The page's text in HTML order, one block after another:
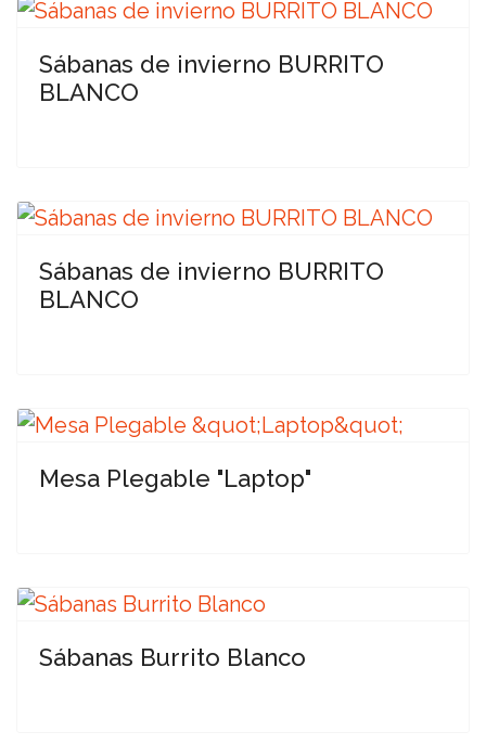
Sábanas de invierno BURRITO
BLANCO
Sábanas de invierno BURRITO
BLANCO
Mesa Plegable "Laptop"
Sábanas Burrito Blanco